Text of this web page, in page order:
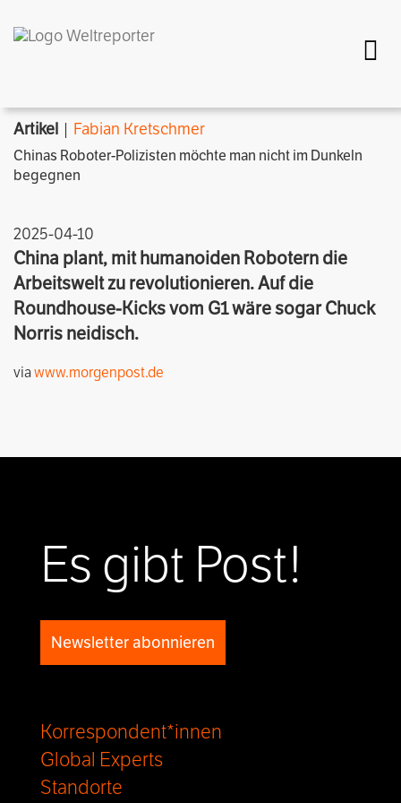
Artikel | Fabian Kretschmer
Chinas Roboter-Polizisten möchte man nicht im Dunkeln
begegnen
2025-04-10
China plant, mit humanoiden Robotern die
Arbeitswelt zu revolutionieren. Auf die
Roundhouse-Kicks vom G1 wäre sogar Chuck
Norris neidisch.
viawww.morgenpost.de
Es gibt Post!
Newsletter abonnieren
Korrespondent*innen
Global Experts
Standorte